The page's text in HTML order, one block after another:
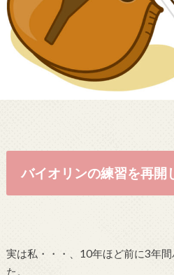
バイオリンの練習を再開
実は私・・・、10年ほど前に3年
た。